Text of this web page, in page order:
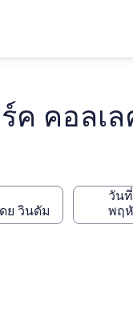
ค คอลเ
วันที่